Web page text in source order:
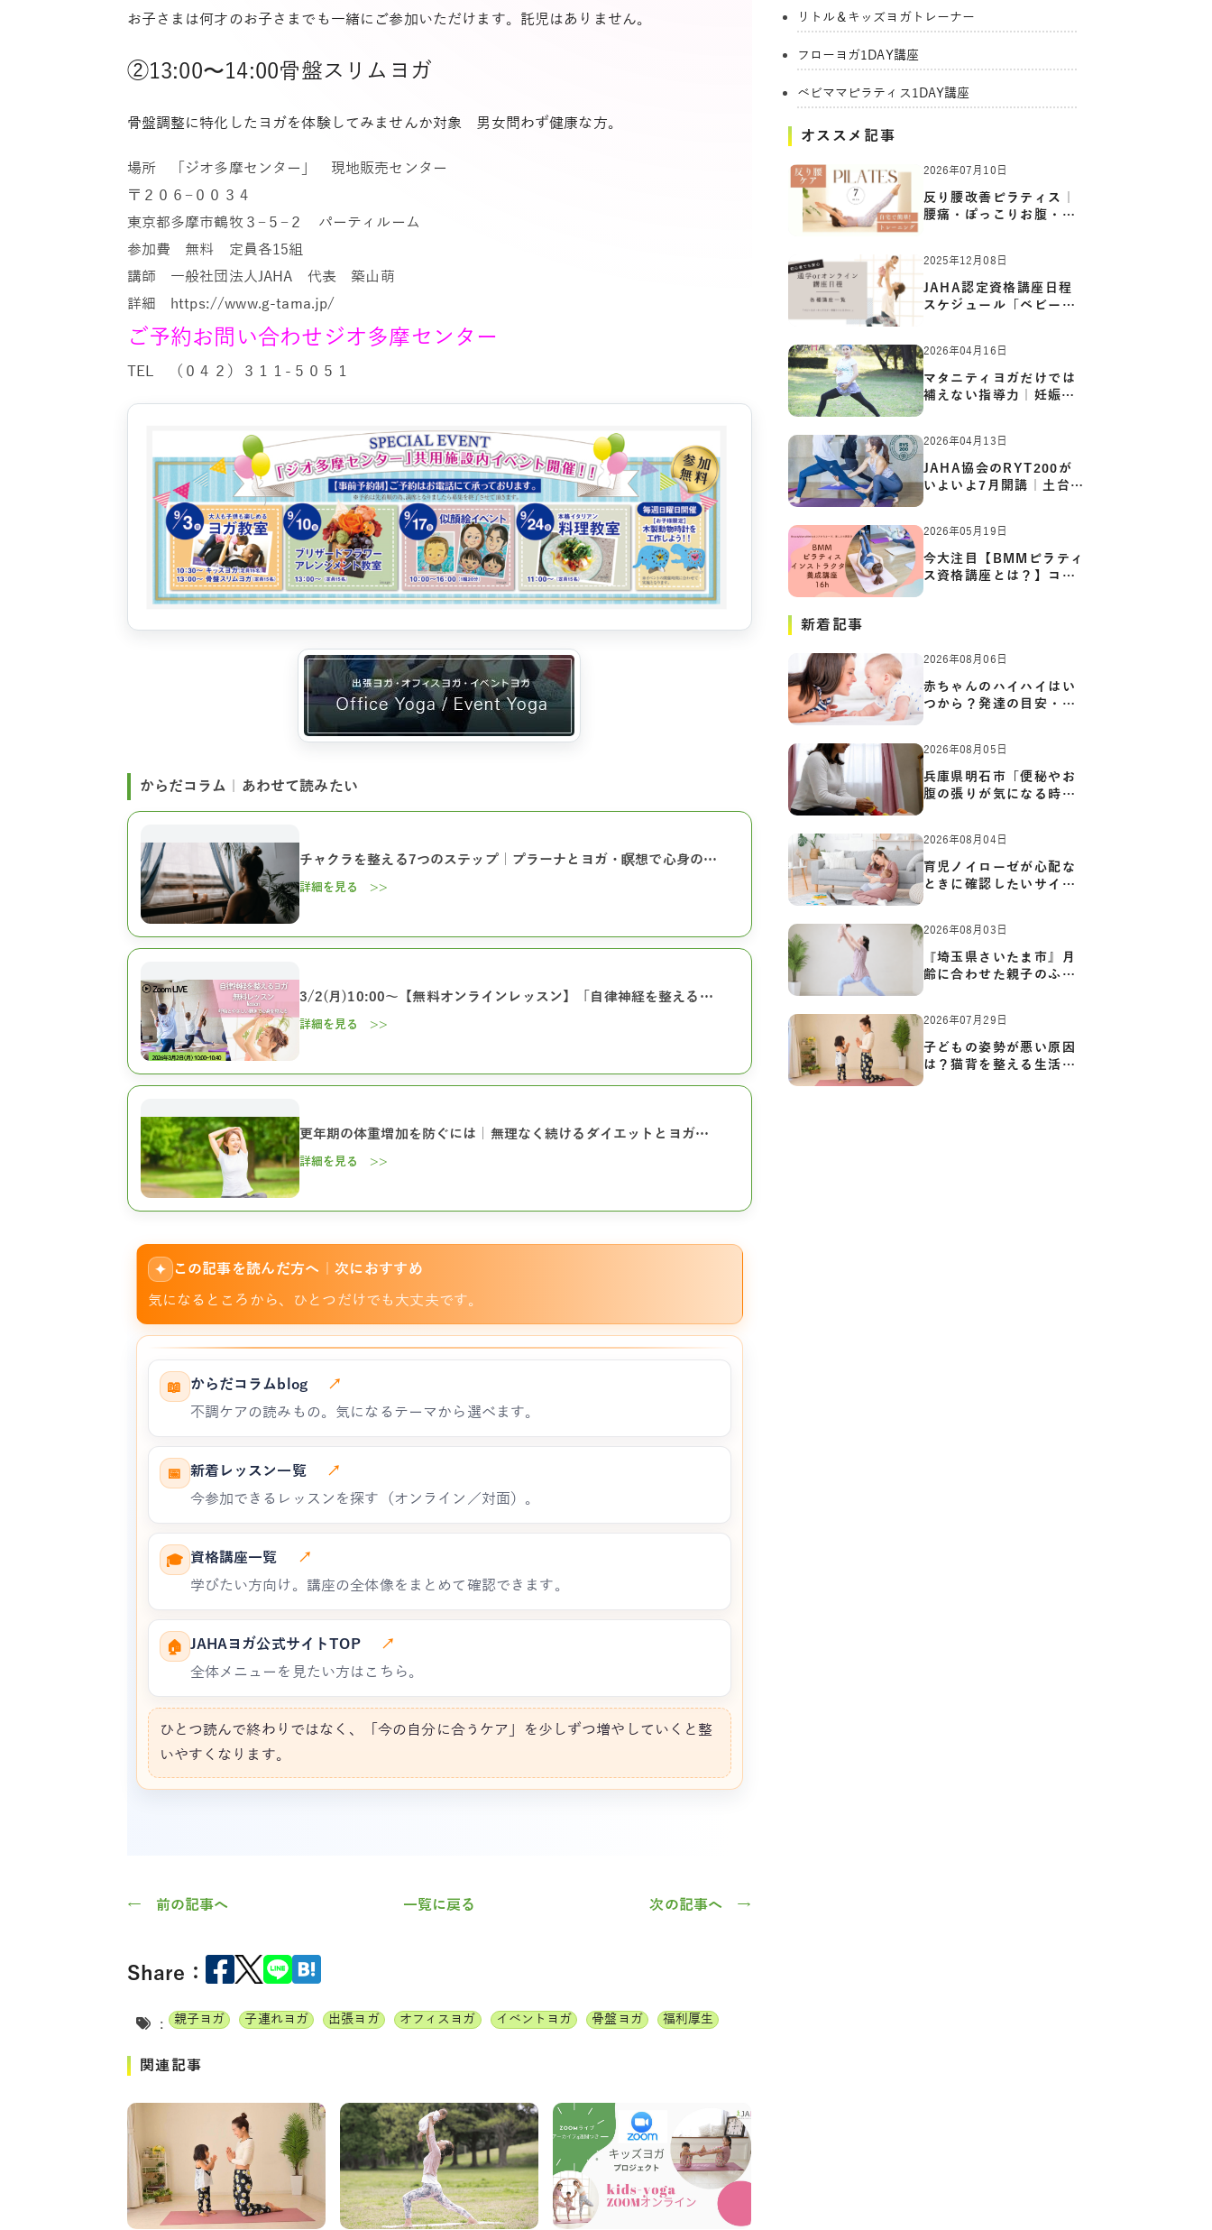
お子さまは何才のお子さまでも一緒にご参加いただけます。託児はありません。
②13:00〜14:00骨盤スリムヨガ
骨盤調整に特化したヨガを体験してみませんか対象 男女問わず健康な方。
場所 「ジオ多摩センター」 現地販売センター
〒２０６−００３４
東京都多摩市鶴牧３−５−２ パーティルーム
参加費 無料 定員各15組
講師 一般社団法人JAHA 代表 築山萌
詳細 https://www.g-tama.jp/
ご予約お問い合わせジオ多摩センター
TEL （０４２）３１１-５０５１
からだコラム｜あわせて読みたい
チャクラを整える7つのステップ｜プラーナとヨガ・瞑想で心身の…
詳細を見る >>
3/2(月)10:00～【無料オンラインレッスン】「自律神経を整える…
詳細を見る >>
更年期の体重増加を防ぐには｜無理なく続けるダイエットとヨガ…
詳細を見る >>
✦ この記事を読んだ方へ｜次におすすめ
気になるところから、ひとつだけでも大丈夫です。
📖 からだコラムblog
↗
不調ケアの読みもの。気になるテーマから選べます。
📅 新着レッスン一覧
↗
今参加できるレッスンを探す（オンライン／対面）。
🎓 資格講座一覧
↗
学びたい方向け。講座の全体像をまとめて確認できます。
🏠 JAHAヨガ公式サイトTOP
↗
全体メニューを見たい方はこちら。
ひとつ読んで終わりではなく、「今の自分に合うケア」を少しずつ増やしていくと整
いやすくなります。
← 前の記事へ 一覧に戻る 次の記事へ →
Share：
: 親子ヨガ 子連れヨガ 出張ヨガ オフィスヨガ イベントヨガ 骨盤ヨガ 福利厚生
関連記事
リトル＆キッズヨガトレーナー
フローヨガ1DAY講座
ベビママピラティス1DAY講座
オススメ記事
2026年07月10日
反り腰改善ピラティス｜
腰痛・ぽっこりお腹・姿
2025年12月08日
JAHA認定資格講座日程
スケジュール「ベビーヨ
2026年04月16日
マタニティヨガだけでは
補えない指導力｜妊娠期
の体…
2026年04月13日
JAHA協会のRYT200が
いよいよ7月開講｜土台か
ら応用ま…
2026年05月19日
今大注目【BMMピラティ
ス資格講座とは？】コア
からカ…
新着記事
2026年08月06日
赤ちゃんのハイハイはい
つから？発達の目安・練
習方…
2026年08月05日
兵庫県明石市「便秘やお
腹の張りが気になる時に
知っ…
2026年08月04日
育児ノイローゼが心配な
ときに確認したいサイン
と心…
2026年08月03日
『埼玉県さいたま市』月
齢に合わせた親子のふれ
あい…
2026年07月29日
子どもの姿勢が悪い原因
は？猫背を整える生活習
慣と…